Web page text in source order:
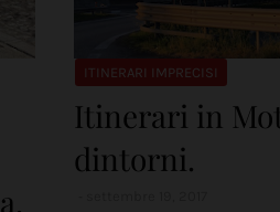
ITINERARI IMPRECISI
Itinerari in
dintorni.